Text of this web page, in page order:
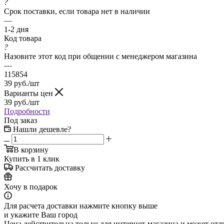
?
Срок поставки, если товара нет в наличии
—
1-2 дня
Код товара
?
Назовите этот код при общении с менеджером магазина
—
115854
39 руб./шт
Варианты цен
39 руб./шт
Подробности
Под заказ
Нашли дешевле?
В корзину
Купить в 1 клик
Рассчитать доставку
Хочу в подарок
Для расчета доставки нажмите кнопку выше
и укажите Ваш город